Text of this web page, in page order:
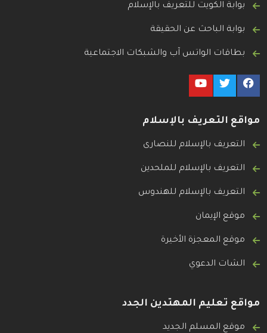
بوابة الكويت للتعريف بالإسلام
بوابة الباحث عن الحقيقة
بطاقات الواتس آب والشبكات الاجتماعية
مواقع التعريف بالإسلام
التعريف بالإسلام للنصارى
التعريف بالإسلام للملحدين
التعريف بالإسلام للهندوس
موقع الإيمان
موقع المعجزة الأخيرة
الشات الدعوي
مواقع تعليم المهتدين الجدد
موقع المسلم الجديد